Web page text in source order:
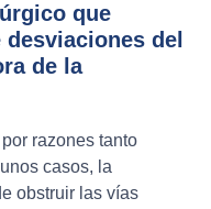
que
del
de la
razones tanto
casos, la
obstruir las vías